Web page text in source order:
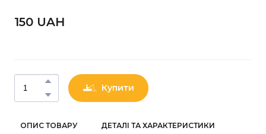
150 UAН
Купити
ОПИС ТОВАРУ ДЕТАЛІ ТА ХАРАКТЕРИСТИКИ